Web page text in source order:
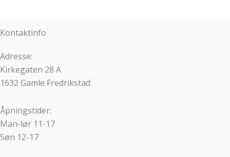
Kontaktinfo
Adresse:
Kirkegaten 28 A
1632 Gamle Fredrikstad
Åpningstider:
Man-lør 11-17
Søn 12-17